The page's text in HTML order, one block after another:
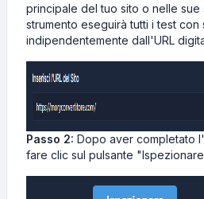
principale del tuo sito o nelle sue
strumento eseguirà tutti i test con
indipendentemente dall'URL
Passo 2: Dopo aver completato
fare clic sul pulsante